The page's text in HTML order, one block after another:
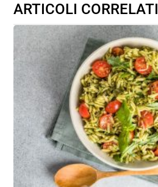
ARTICOLI CORRELATI